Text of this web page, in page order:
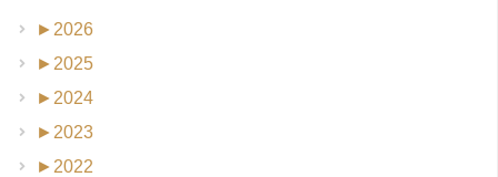
► 2026
► 2025
► 2024
► 2023
► 2022